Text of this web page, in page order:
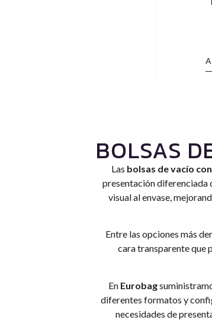
BOLSAS
Las bolsas de vacío
presentación diferenciada
visual al envase,
Entre las opciones más
cara transparente que
En Eurobag
diferentes formatos y
necesidades de